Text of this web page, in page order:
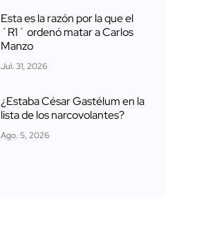
Esta es la razón por la que el
´R1´ ordenó matar a Carlos
Manzo
Jul. 31, 2026
¿Estaba César Gastélum en la
lista de los narcovolantes?
Ago. 5, 2026